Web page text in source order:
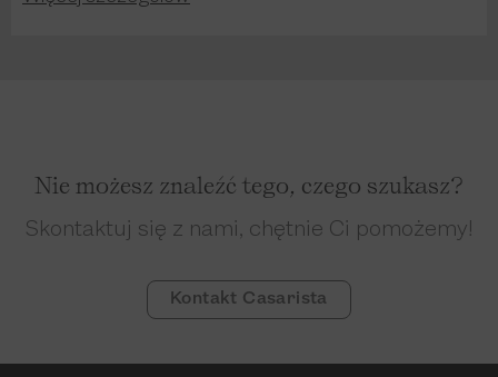
Nie możesz znaleźć tego, czego szukasz?
Skontaktuj się z nami, chętnie Ci pomożemy!
Kontakt Casarista